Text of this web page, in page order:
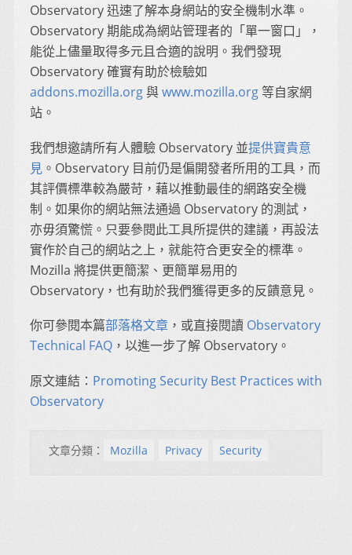
Observatory 迅速了解本身網站的安全機制水準。
Observatory 期能成為網站管理者的「單一窗口」，
能從上儘量取得多元且合適的說明。我們發現
Observatory 確實有助於檢驗如
addons.mozilla.org與www.mozilla.org等自家網
站。
我們想邀請所有人體驗 Observatory 並提供寶貴意
見 。Observatory 目前仍是偏開發者所用的工具，而
其評價標準較為嚴苛，藉以推動最佳的網路安全機
制。如果你的網站無法通過 Observatory 的測試，
亦毋須驚慌。只要參閱此工具所提供的建議，再設法
實作於自己的網站之上，就能符合更安全的標準。
Mozilla 將提供更簡潔、更簡單易用的
Observatory，也有助於我們獲得更多的反饋意見。
你可參閱本篇部落格文章 ，或直接閱讀 Observatory
Technical FAQ ，以進一步了解 Observatory。
原文連結： Promoting Security Best Practices with
Observatory
文章分類： Mozilla Privacy Security